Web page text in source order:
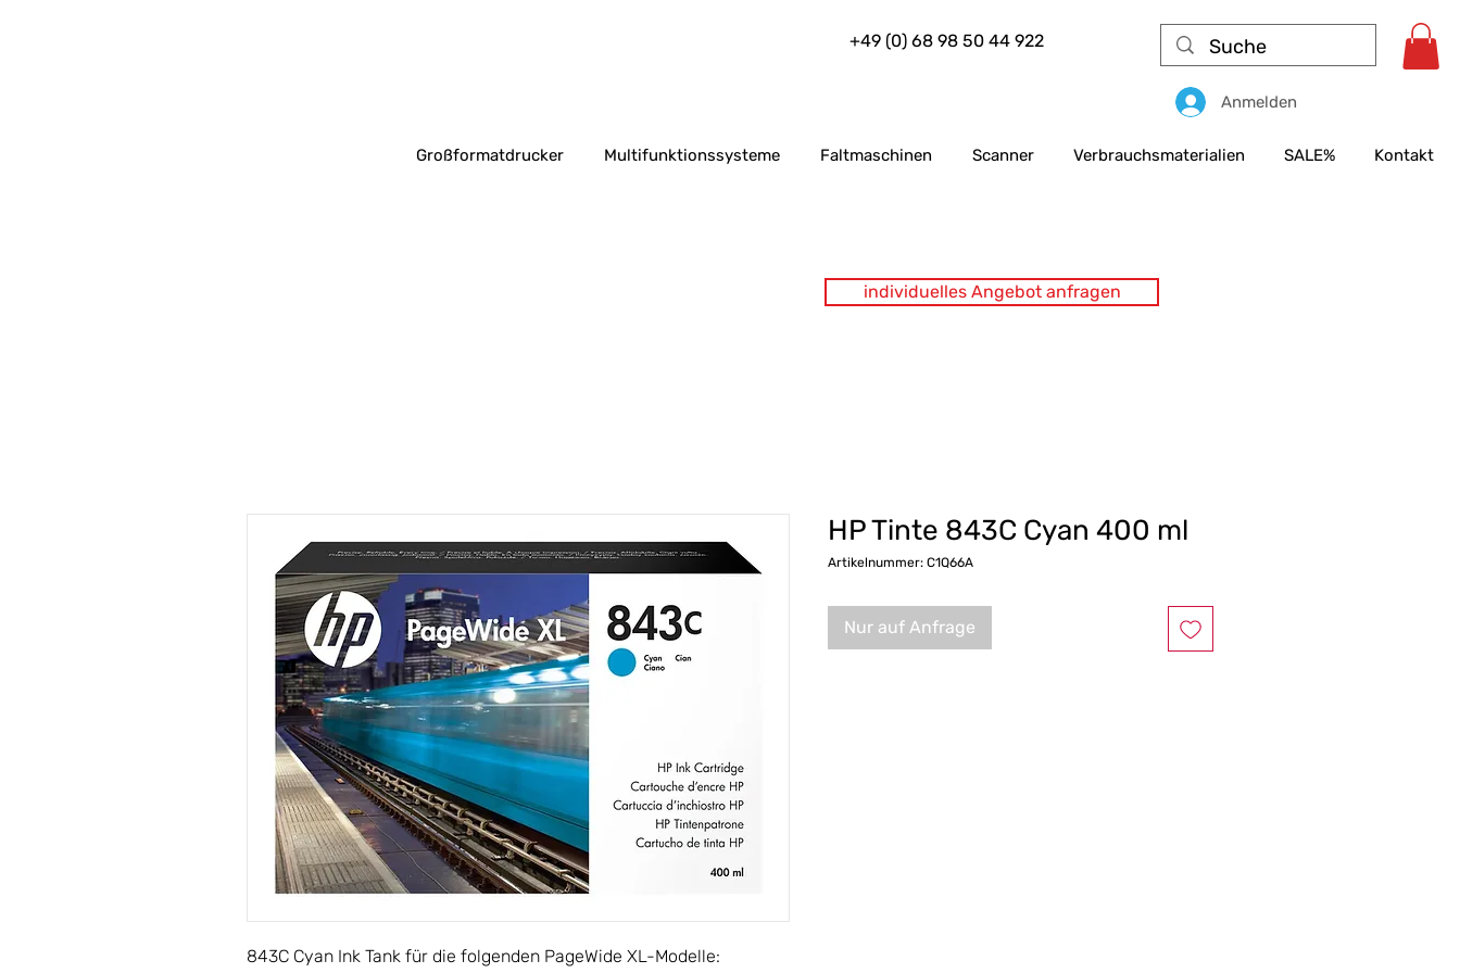
+49 (0) 68 98 50 44 922
Anmelden
Großformatdrucker Multifunktionssysteme Faltmaschinen Scanner Verbrauchsmaterialien SALE% Kontakt
individuelles Angebot anfragen
843C Cyan Ink Tank für die folgenden PageWide XL-Modelle:
HP Tinte 843C Cyan 400 ml
Artikelnummer: C1Q66A
Nur auf Anfrage